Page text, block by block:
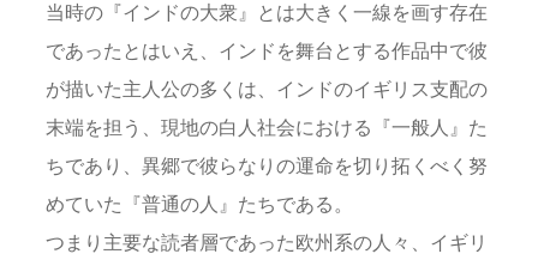
当時の『インドの大衆』とは大きく一線を画す存在
であったとはいえ、インドを舞台とする作品中で彼
が描いた主人公の多くは、インドのイギリス支配の
末端を担う、現地の白人社会における『一般人』た
ちであり、異郷で彼らなりの運命を切り拓くべく努
めていた『普通の人』たちである。
つまり主要な読者層であった欧州系の人々、イギリ